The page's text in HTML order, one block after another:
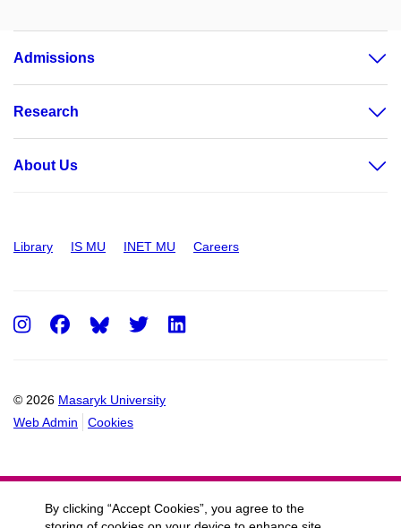
Admissions
Research
About Us
Library IS MU INET MU Careers
© 2026 Masaryk University
Web Admin
Cookies
Instagram
FacebookTwitter
By clicking “Accept Cookies”, you agree to the